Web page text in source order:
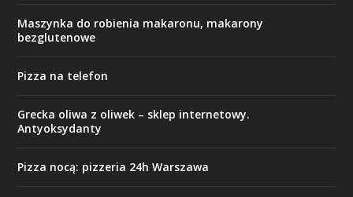
Maszynka do robienia makaronu, makarony
bezglutenowe
Pizza na telefon
Grecka oliwa z oliwek – sklep internetowy.
Antyoksydanty
Pizza nocą: pizzeria 24h Warszawa